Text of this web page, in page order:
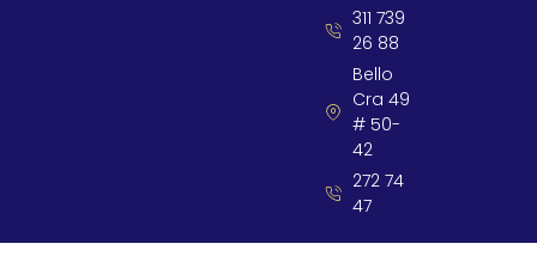
311 739
26 88
Bello
Cra 49
# 50-
42
272 74
47